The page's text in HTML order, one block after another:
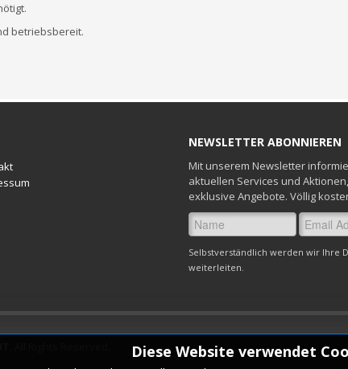
betriebsbereit.
NEWSLETTER ABONNIEREN
Mit unserem Newsletter
aktuellen Services und
exklusive Angebote. Völlig
Selbstverständlich werden wir Ihre
weiterleiten.
Diese Website verwendet